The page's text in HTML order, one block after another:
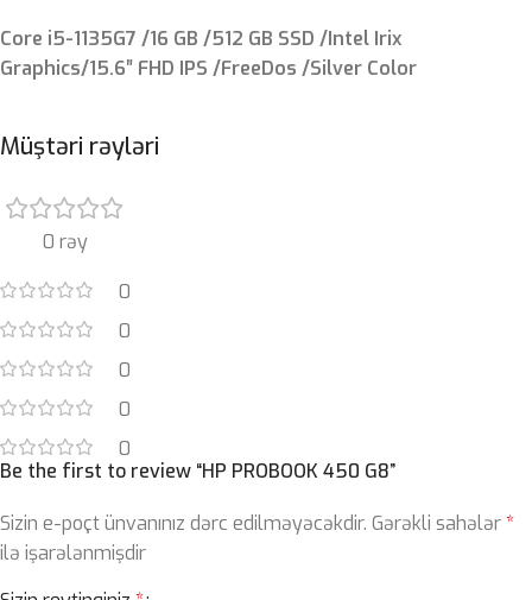
Core i5-1135G7 /16 GB /512 GB SSD /Intel Irix
Graphics/15.6″ FHD IPS /FreeDos /Silver Color
Müştəri rəyləri
0 rəy
0
0
0
0
0
Be the first to review “HP PROBOOK 450 G8”
Sizin e-poçt ünvanınız dərc edilməyəcəkdir. Gərəkli sahələr*
ilə işarələnmişdir